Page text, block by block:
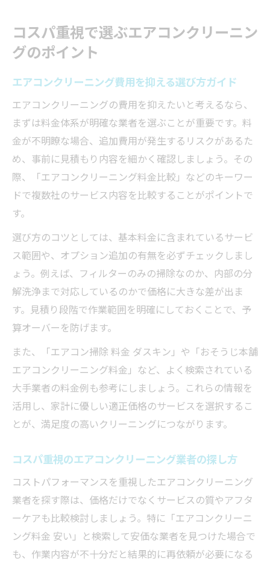
コスパ重視で選ぶエアコンクリーニン
グのポイント
エアコンクリーニング費用を抑える選び方ガイド
エアコンクリーニングの費用を抑えたいと考えるなら、
まずは料金体系が明確な業者を選ぶことが重要です。料
金が不明瞭な場合、追加費用が発生するリスクがあるた
め、事前に見積もり内容を細かく確認しましょう。その
際、「エアコンクリーニング料金比較」などのキーワー
ドで複数社のサービス内容を比較することがポイントで
す。
選び方のコツとしては、基本料金に含まれているサービ
ス範囲や、オプション追加の有無を必ずチェックしまし
ょう。例えば、フィルターのみの掃除なのか、内部の分
解洗浄まで対応しているのかで価格に大きな差が出ま
す。見積り段階で作業範囲を明確にしておくことで、予
算オーバーを防げます。
また、「エアコン掃除 料金 ダスキン」や「おそうじ本舗
エアコンクリーニング料金」など、よく検索されている
大手業者の料金例も参考にしましょう。これらの情報を
活用し、家計に優しい適正価格のサービスを選択するこ
とが、満足度の高いクリーニングにつながります。
コスパ重視のエアコンクリーニング業者の探し方
コストパフォーマンスを重視したエアコンクリーニング
業者を探す際は、価格だけでなくサービスの質やアフタ
ーケアも比較検討しましょう。特に「エアコンクリーニ
ング料金 安い」と検索して安価な業者を見つけた場合で
も、作業内容が不十分だと結果的に再依頼が必要になる